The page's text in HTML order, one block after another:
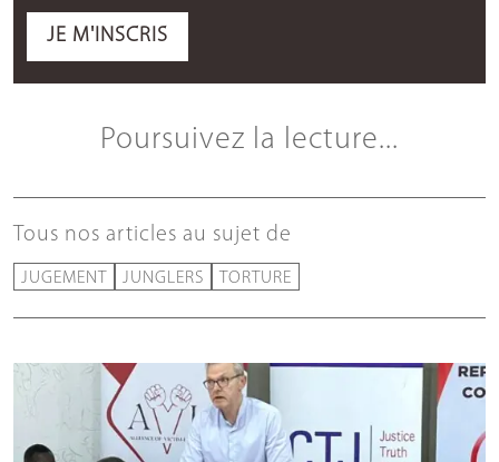
JE M'INSCRIS
Poursuivez la lecture...
Tous nos articles au sujet de
JUGEMENT JUNGLERS TORTURE